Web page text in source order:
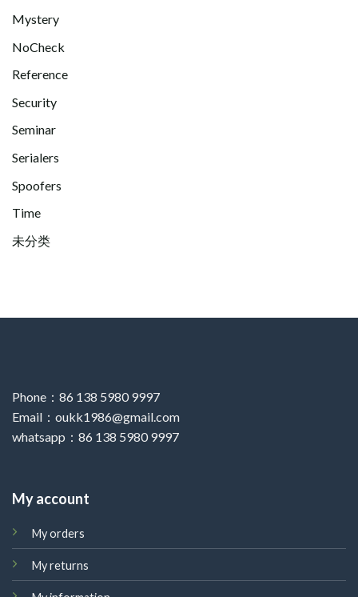
Mystery
NoCheck
Reference
Security
Seminar
Serialers
Spoofers
Time
未分类
Phone：86 138 5980 9997
Email：oukk1986@gmail.com
whatsapp：86 138 5980 9997
My account
My orders
My returns